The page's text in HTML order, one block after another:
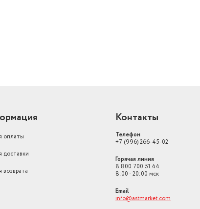
оплаты
доставки
возврата
Контакты
Телефон
+7 (996) 266-45-02
Горячая линия
8 800 700 51 44
8:00 - 20:00 мск
Email
info@astmarket.com